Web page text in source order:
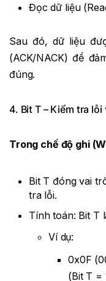
Đọc dữ liệu
Sau đó, dữ liệu
(ACK/NACK) để
đúng.
4. Bit T – Kiểm tra
Trong chế độ ghi
Bit T đóng vai
tra lỗi.
Tính toán: Bit T
Ví dụ:
0x0F
(Bit T =